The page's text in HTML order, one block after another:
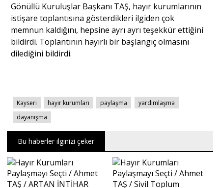
Gönüllü Kuruluşlar Başkanı TAŞ, hayır kurumlarının
istişare toplantısına gösterdikleri ilgiden çok
memnun kaldığını, hepsine ayrı ayrı teşekkür ettiğini
bildirdi. Toplantının hayırlı bir başlangıç olmasını
dilediğini bildirdi.
Kayseri hayır kurumları paylaşma
yardımlaşma
dayanışma
Bu haberler ilginizi çeker